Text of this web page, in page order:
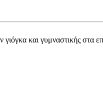
και γυμναστικής στα